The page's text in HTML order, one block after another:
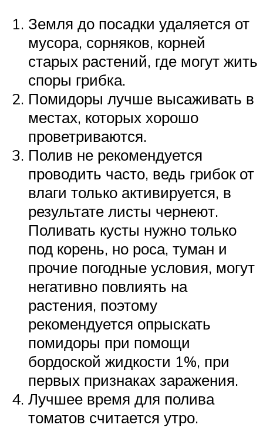
Земля до посадки удаляется от
мусора, сорняков, корней
старых растений, где могут жить
споры грибка.
Помидоры лучше высаживать в
местах, которых хорошо
проветриваются.
Полив не рекомендуется
проводить часто, ведь грибок от
влаги только активируется, в
результате листы чернеют.
Поливать кусты нужно только
под корень, но роса, туман и
прочие погодные условия, могут
негативно повлиять на
растения, поэтому
рекомендуется опрыскать
помидоры при помощи
бордоской жидкости 1%, при
первых признаках заражения.
Лучшее время для полива
томатов считается утро.